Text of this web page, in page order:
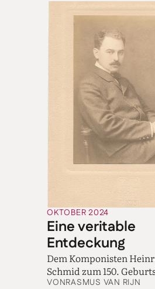
OKTOBER 2024
Eine veritable
Entdeckung
Dem Komponisten
Schmid zum 150.
VONRASMUS VAN RIJN